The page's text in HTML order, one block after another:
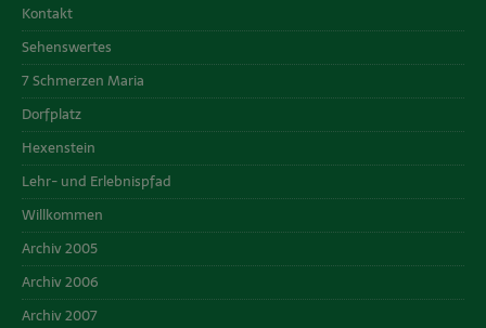
Kontakt
Sehenswertes
7 Schmerzen Maria
Dorfplatz
Hexenstein
Lehr- und Erlebnispfad
Willkommen
Archiv 2005
Archiv 2006
Archiv 2007